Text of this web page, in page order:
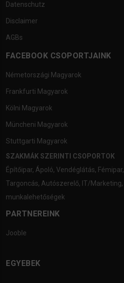
Datenschutz
Disclaimer
AGBs
FACEBOOK CSOPORTJAINK
Németországi Magyarok
Frankfurti Magyarok
Kölni Magyarok
Müncheni Magyarok
Stuttgarti Magyarok
SZAKMÁK SZERINTI CSOPORTOK
Építőipar, Ápoló, Vendéglátás, Fémipar,
Targoncás, Autószerelő, IT/Marketing,
munkalehetőségek
PARTNEREINK
Jooble
EGYEBEK